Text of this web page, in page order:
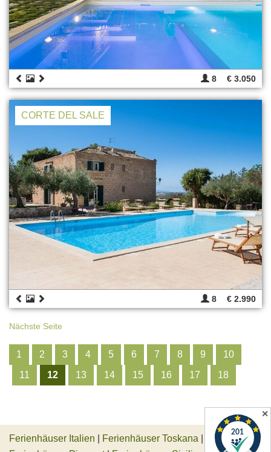
8 € 3.050
CORTE DEL SALE
8 € 2.990
Nächste Seite
1 2 3 4 5 6 7 8 9
10
11
12 13 14 15 16 17 18
Ferienhäuser Italien Ferienhäuser Toskana
✕